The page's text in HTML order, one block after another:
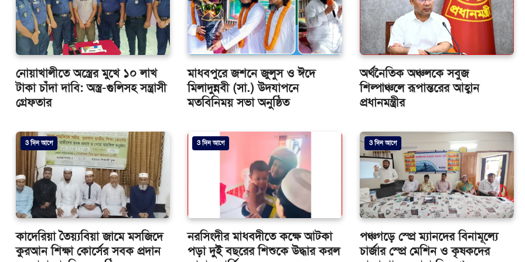
নোয়াখালীতে অস্ত্রের মুখে ১০ লাখ
টাকা চাঁদা দাবি: অস্ত্র-গুলিসহ সন্ত্রাসী
গ্রেফতার
মাধবপুরে জশনে জুলুস ও ঈদে
মিলাদুন্নবী (সা.) উদযাপনে
মতবিনিময় সভা অনুষ্ঠিত
অর্থনৈতিক অঞ্চলকে সবুজ
শিল্পাঞ্চলে রূপান্তরের আহ্বান
প্রধানমন্ত্রীর
3 দিন আগে
কাদেরিয়া তৈয়্যবিয়া জামে মসজিদে
কুরআন শিক্ষা কোর্সের সবক প্রদান
3 দিন আগে
নরসিংদীর মাধবদীতে কক্ষে আটকা
পড়া দুই বছরের শিশুকে উদ্ধার করল
3 দিন আগে
পঞ্চগড়ে স্প্রে ম্যানদের বিনামূল্যে
চার্জার স্প্রে মেশিন ও কৃষকদের